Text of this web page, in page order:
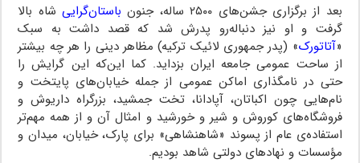
بعد از برگزاری جشن‌های ۲۵۰۰ ساله، جنون
باستان‌گراییشاه بالا
گرفت و او نیز دنباله‌رو پدرش شد که قصد داشت به سبک
«آتاتورک» (پدر جمهوری لائیک ترکیه) مظاهر دینی را هر چه بیشتر
از ساحت عمومی جامعه ایران بزداید. کما این‌که این گرایش را
حتی در نامگذاری اماکن عمومی از جمله خیابان‌های پایتخت و
نام‌هایی چون اکباتان، آپادانا، تخت جمشید، بزرگراه داریوش و
فروشگاه‌های کوروش و شیر و خورشید و امثال آن و از همه مهم‌تر
استفاده‌ی عام از پسوند «شاهنشاهی» برای پارک، خیابان، میدان و
مؤسسات و نهادهای دولتی شاهد بودیم.